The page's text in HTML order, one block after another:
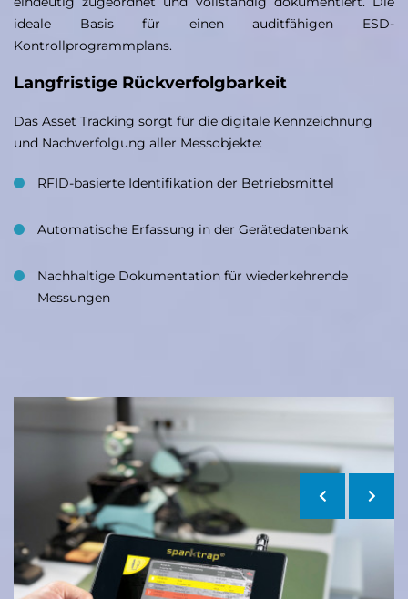
ideale Basis für einen auditfähigen ESD-
Kontrollprogrammplans.
Langfristige Rückverfolgbarkeit
Das Asset Tracking sorgt für die digitale Kennzeichnung
und Nachverfolgung aller Messobjekte:
RFID-basierte Identifikation der Betriebsmittel
Automatische Erfassung in der Gerätedatenbank
Nachhaltige Dokumentation für wiederkehrende
Messungen